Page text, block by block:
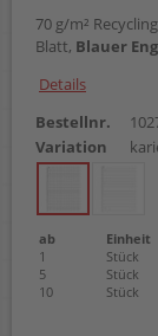
70 g/m²
Blatt, Blauer
Details
Bestellnr.
Variation
ab Einheit
1
Stück
5
Stück
10
Stück